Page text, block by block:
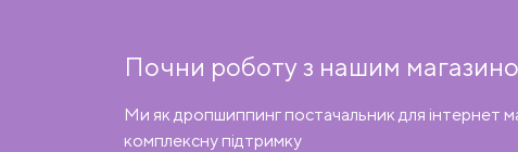
Почни роботу з нашим
Ми як дропшиппинг постачальник для інтернет
комплексну підтримку